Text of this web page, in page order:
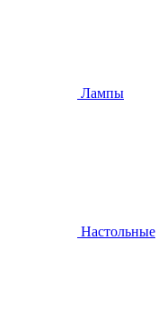
Лампы
Настольные